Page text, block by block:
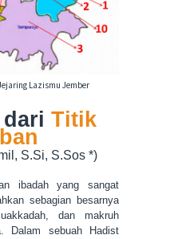
Lazismu Jember
Titik
S.Si, S.Sos *)
ibadah yang sangat
sebagian besarnya
dan makruh
Dalam sebuah Hadist